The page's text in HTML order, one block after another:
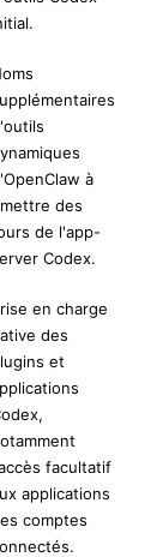
à
des
de l'app-
Codex.
en charge
des
et
facultatif
applications
comptes